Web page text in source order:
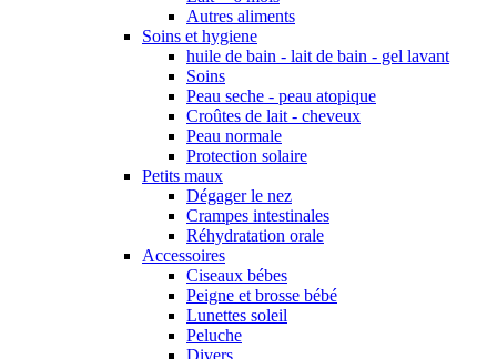
Autres aliments
Soins et hygiene
huile de bain - lait de bain - gel lavant
Soins
Peau seche - peau atopique
Croûtes de lait - cheveux
Peau normale
Protection solaire
Petits maux
Dégager le nez
Crampes intestinales
Réhydratation orale
Accessoires
Ciseaux bébes
Peigne et brosse bébé
Lunettes soleil
Peluche
Divers